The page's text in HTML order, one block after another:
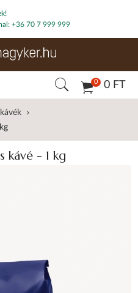
+36 70 7 999 999
0 0 FT
kávé - 1 kg